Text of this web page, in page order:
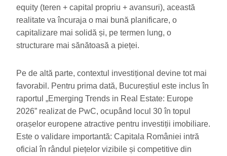
equity (teren + capital propriu + avansuri), această
realitate va încuraja o mai bună planificare, o
capitalizare mai solidă și, pe termen lung, o
structurare mai sănătoasă a pieței.
Pe de altă parte, contextul investițional devine tot mai
favorabil. Pentru prima dată, Bucureștiul este inclus în
raportul „Emerging Trends in Real Estate: Europe
2026” realizat de PwC, ocupând locul 30 în topul
orașelor europene atractive pentru investiții imobiliare.
Este o validare importantă: Capitala României intră
oficial în rândul piețelor vizibile și competitive din